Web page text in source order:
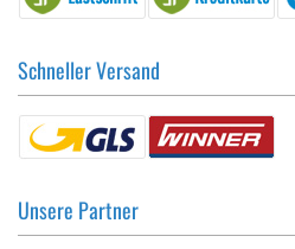
Schneller Versand
Unsere Partner